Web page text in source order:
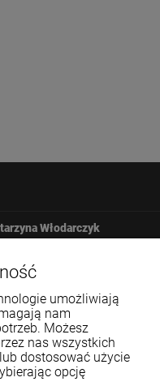
Włodarczyk
82
umożliwiają
nam
Możesz
nas wszystkich
dostosować użycie
opcję